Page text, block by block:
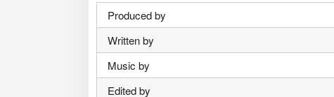
Produced by
Written by
Music by
Edited by